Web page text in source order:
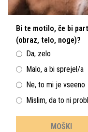
Bi te motilo, če bi
(obraz, telo, noge)?
Da, zelo
Malo, a bi sprejel/a
Ne, to mi je vseeno
Mislim, da to ni
MOŠKI